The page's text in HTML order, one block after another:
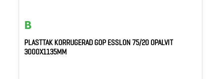
PLASTTAK KORRUGERAD GOP ESSLON 75/20 OPALVIT
3000X1135MM